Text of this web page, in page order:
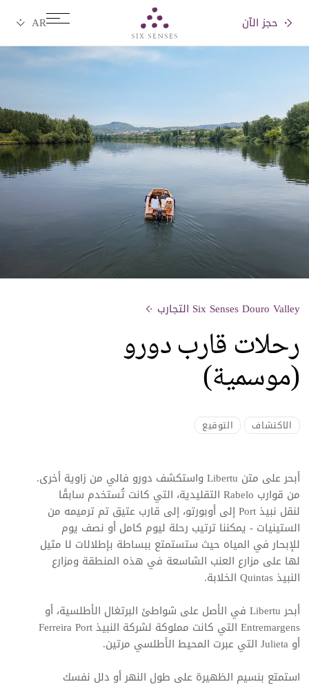
حجز الآن
Six Senses Douro Valley التجارب
رحلات قارب دورو
(موسمية)
الاكتشاف التوقيع
أبحر على متن Libertu واستكشف دورو فالي من زاوية أخرى.
من قوارب Rabelo التقليدية، التي كانت تُستخدم سابقًا
لنقل نبيذ Port إلى أوبورتو، إلى قارب عتيق تم ترميمه من
الستينيات - يمكننا ترتيب رحلة ليوم كامل أو نصف يوم
للإبحار في المياه حيث ستستمتع ببساطة بإطلالات لا مثيل
لها على مزارع العنب الشاسعة في هذه المنطقة ومزارع
النبيذ Quintas الخلابة.
أبحر Libertu في الأصل على شواطئ البرتغال الأطلسية، أو
Entremargens التي كانت مملوكة لشركة النبيذ Ferreira Port
أو Julieta التي عبرت المحيط الأطلسي مرتين.
استمتع بنسيم الظهيرة على طول النهر أو دلل نفسك